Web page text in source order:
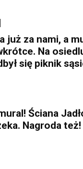
już za nami, a
Na
się piknik
Ściana
Nagroda też!